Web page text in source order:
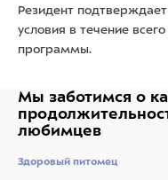
Резидент
условия в течение
программы.
Мы заботимся о
любимцев
Здоровый питомец